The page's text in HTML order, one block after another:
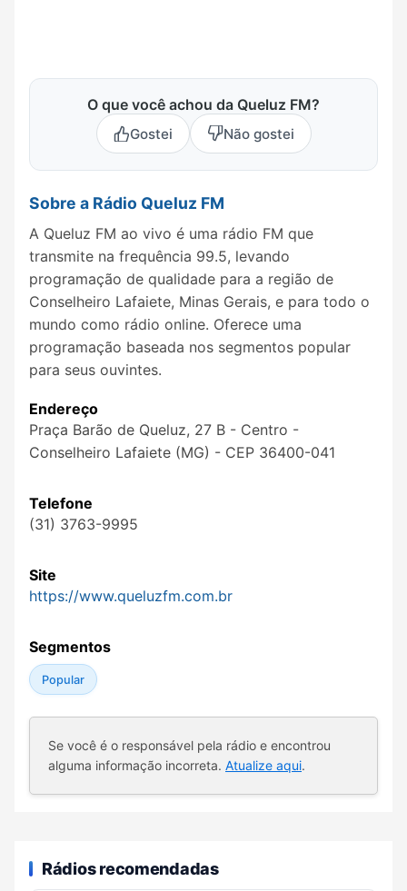
O que você achou da Queluz FM?
Gostei Não gostei
Sobre a Rádio Queluz FM
A Queluz FM ao vivo é uma rádio FM que
transmite na frequência 99.5, levando
programação de qualidade para a região de
Conselheiro Lafaiete, Minas Gerais, e para todo o
mundo como rádio online. Oferece uma
programação baseada nos segmentos popular
para seus ouvintes.
Endereço
Praça Barão de Queluz, 27 B - Centro -
Conselheiro Lafaiete (MG) - CEP 36400-041
Telefone
(31) 3763-9995
Site
https://www.queluzfm.com.br
Segmentos
Popular
Se você é o responsável pela rádio e encontrou
alguma informação incorreta. Atualize aqui.
Rádios recomendadas